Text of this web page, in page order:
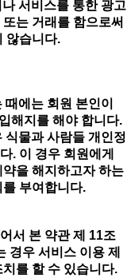
서비스를 통한 광고
는 거래를 함으로써
않습니다.
에는 회원 본인이
해지를 해야 합니다.
물과 사람들 개인정
. 이 경우 회원에게
을 해지하고자 하는
부여합니다.
서 본 약관 제 11조
경우 서비스 이용 제
를 할 수 있습니다.